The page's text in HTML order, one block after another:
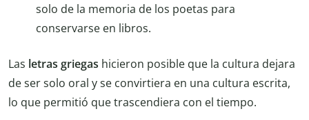
solo de la memoria de los poetas para
conservarse en libros.
Las letras griegas hicieron posible que la cultura dejara
de ser solo oral y se convirtiera en una cultura escrita,
lo que permitió que trascendiera con el tiempo.